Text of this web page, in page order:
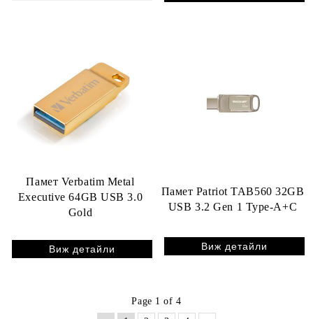
Памет Verbatim Metal
Executive 64GB USB 3.0
Gold
Виж детайли
Памет Patriot TAB560 32GB
USB 3.2 Gen 1 Type-A+C
Виж детайли
Page 1 of 4